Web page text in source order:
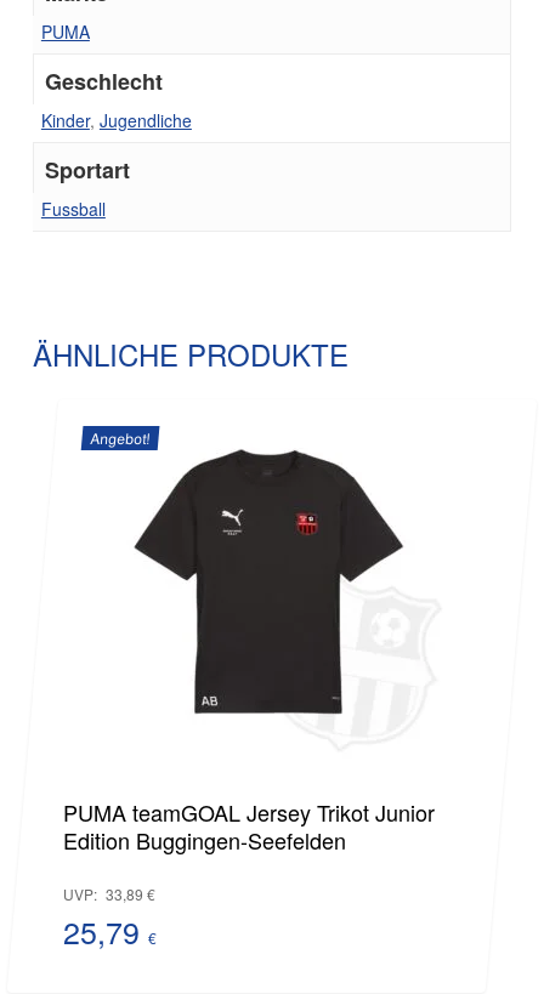
Warenkorb.
PUMA
Geschlecht
Kinder, Jugendliche
Sportart
Fussball
ÄHNLICHE PRODUKTE
Angebot!
PUMA teamGOAL Jersey Trikot Junior
Edition Buggingen-Seefelden
UVP: 33,89 €
25,79 €